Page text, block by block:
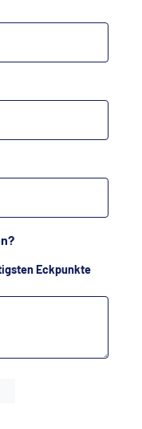
Eckpunkte